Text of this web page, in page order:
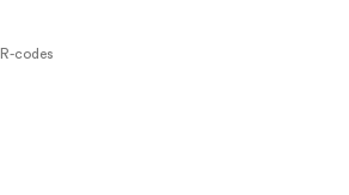
codes